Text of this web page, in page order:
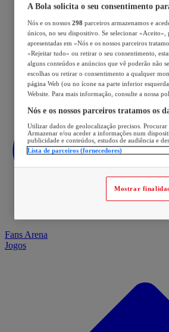
Fans Arena
Jogos
A Bola solicita o seu consentimento
Nós e os nossos 298 parceiros armazenamos e
únicos, no seu dispositivo. Se selecionar
apresentadas em «Nós e os nossos parceiros
«Rejeitar tudo» ou retirar o seu consentimento,
alguns conteúdos e anúncios que vê poderão não
escolhas ou retirar o consentimento a qualquer
página Web (ou no ícone na parte inferior
Website. Para mais informação, consulte a nossa
Nós e os nossos parceiros tratamos os
Utilizar dados de geolocalização precisos.
Armazenar e/ou aceder a informações num
publicidade e conteúdos, estudos de audiência e
Lista de parceiros (fornecedores)
Mostrar